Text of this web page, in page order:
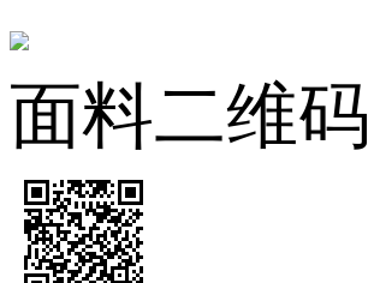
面料二维码